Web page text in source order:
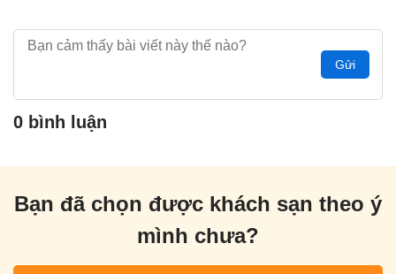
Gửi
0 bình luận
Bạn đã chọn được khách sạn theo ý
mình chưa?